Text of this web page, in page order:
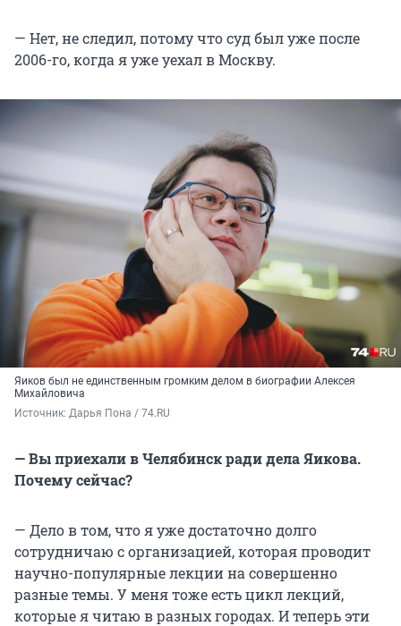
— Нет, не следил, потому что суд был уже после
2006-го, когда я уже уехал в Москву.
Яиков был не единственным громким делом в биографии Алексея
Михайловича
Источник: Дарья Пона / 74.RU
— Вы приехали в Челябинск ради дела Яикова.
Почему сейчас?
— Дело в том, что я уже достаточно долго
сотрудничаю с организацией, которая проводит
научно-популярные лекции на совершенно
разные темы. У меня тоже есть цикл лекций,
которые я читаю в разных городах. И теперь эти